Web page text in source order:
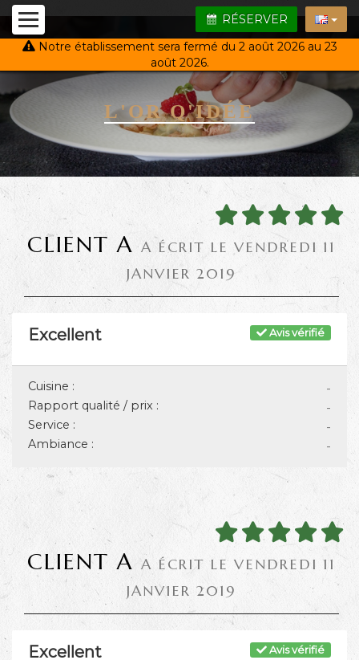
RÉSERVER
Notre établissement sera fermé du 2 août 2026 au 23
août 2026.
L'OR Q'IDÉE
CLIENT A A ÉCRIT LE VENDREDI 11
JANVIER 2019
Avis vérifié
Excellent
-
Cuisine :
-
Rapport qualité / prix :
-
Service :
-
Ambiance :
CLIENT A A ÉCRIT LE VENDREDI 11
JANVIER 2019
Avis vérifié
Excellent